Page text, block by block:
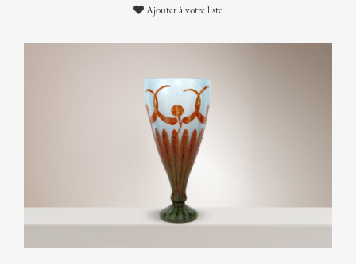
Ajouter à votre liste